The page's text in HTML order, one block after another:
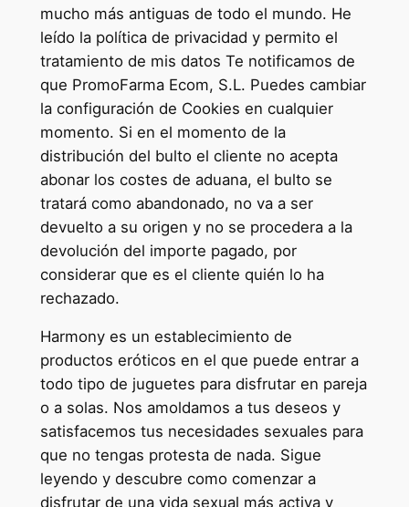
mucho más antiguas de todo el mundo. He
leído la política de privacidad y permito el
tratamiento de mis datos Te notificamos de
que PromoFarma Ecom, S.L. Puedes cambiar
la configuración de Cookies en cualquier
momento. Si en el momento de la
distribución del bulto el cliente no acepta
abonar los costes de aduana, el bulto se
tratará como abandonado, no va a ser
devuelto a su origen y no se procedera a la
devolución del importe pagado, por
considerar que es el cliente quién lo ha
rechazado.
Harmony es un establecimiento de
productos eróticos en el que puede entrar a
todo tipo de juguetes para disfrutar en pareja
o a solas. Nos amoldamos a tus deseos y
satisfacemos tus necesidades sexuales para
que no tengas protesta de nada. Sigue
leyendo y descubre como comenzar a
disfrutar de una vida sexual más activa y